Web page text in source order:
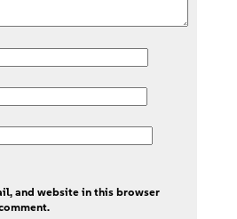
and website in this browser